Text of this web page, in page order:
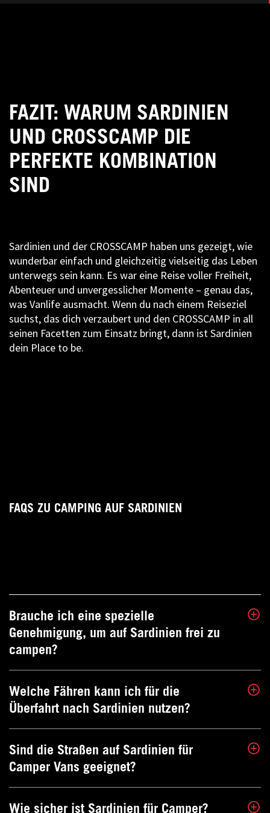
FAZIT: WARUM SARDINIEN
UND CROSSCAMP DIE
PERFEKTE KOMBINATION
SIND
Sardinien und der CROSSCAMP haben uns gezeigt, wie
wunderbar einfach und gleichzeitig vielseitig das Leben
unterwegs sein kann. Es war eine Reise voller Freiheit,
Abenteuer und unvergesslicher Momente – genau das,
was Vanlife ausmacht. Wenn du nach einem Reiseziel
suchst, das dich verzaubert und den CROSSCAMP in all
seinen Facetten zum Einsatz bringt, dann ist Sardinien
dein Place to be.
FAQS ZU CAMPING AUF SARDINIEN
Brauche ich eine spezielle
Genehmigung, um auf Sardinien frei zu
campen?
Wildcampen ist auf Sardinien
grundsätzlich nicht erlaubt. Es gibt jedoch
Vans wie den CROSSCAMP geeignet sind.
Welche Fähren kann ich für die
Überfahrt nach Sardinien nutzen?
Es gibt verschiedene Fährgesellschaften
wie Moby und Grimaldi Lines, die
Sind die Straßen auf Sardinien für
Camper Vans geeignet?
Wie sicher ist Sardinien für Camper?